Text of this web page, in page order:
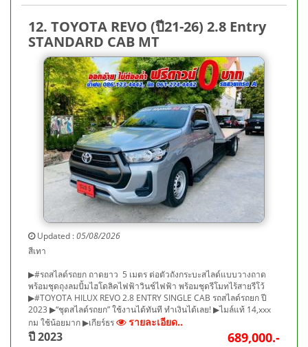
12. TOYOTA REVO (ปี21-26) 2.8 Entry
STANDARD CAB MT
Updated :05/08/2026
สีเทา
▶#รถสไลด์รถยก ถาดยาว 5 เมตร ต่อตัวถังกระบะสไลด์แบบวางถาด
พร้อมชุดถุงลมปั้มไฮโดลิคไฟฟ้าวินช์ไฟฟ้า พร้อมชุดรีโมทไร้สายรีโว้
▶#TOYOTA HILUX REVO 2.8 ENTRY SINGLE CAB รถสไลด์รถยก ปี
2023 ▶“ชุดสไลด์รถยก” ใช้งานได้ทันที ทำเงินได้เลย! ▶ไมล์แท้ 14,xxx
กม ใช้น้อยมาก ▶เกียร์ธร
รายละเอียด..
ปี 2023 689,000.-